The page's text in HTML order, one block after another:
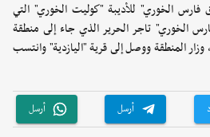
الخوري" للأديبة "كوليت الخوري" التي
الخوري" تاجر الحرير الذي جاء إلى منطقة
وزار المنطقة ووصل إلى قرية "اليازدية" وانتسب
أرسل أرسل